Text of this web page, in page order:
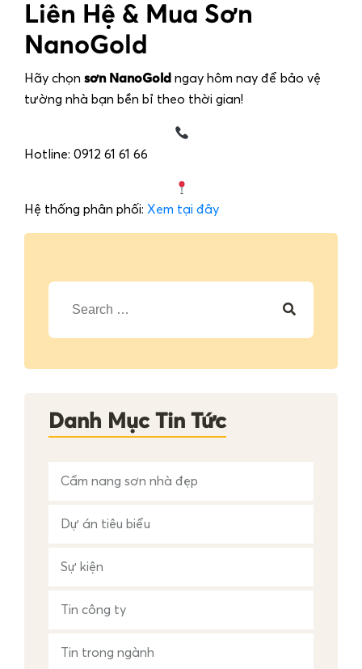
Liên Hệ & Mua Sơn
NanoGold
Hãy chọn sơn NanoGold ngay hôm nay để bảo vệ
tường nhà bạn bền bỉ theo thời gian!
Hotline: 0912 61 61 66
Hệ thống phân phối: Xem tại đây
T
k
ế
h
o
Danh Mục Tin Tức
Cẩm nang sơn nhà đẹp
Dự án tiêu biểu
Sự kiện
Tin công ty
Tin trong ngành